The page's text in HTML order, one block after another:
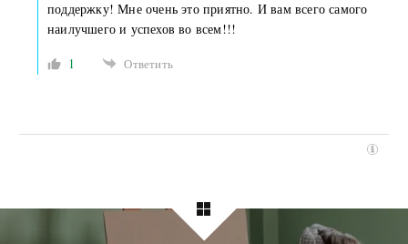
поддержку! Мне очень это приятно. И вам всего самого
наилучшего и успехов во всем!!!
1
Ответить